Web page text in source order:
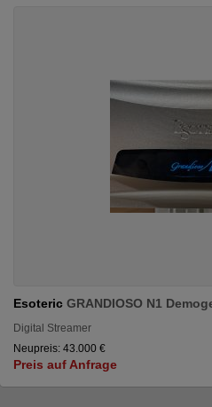
Esoteric GRANDIOSO N1
Digital Streamer
Neupreis: 43.000 €
Preis auf Anfrage